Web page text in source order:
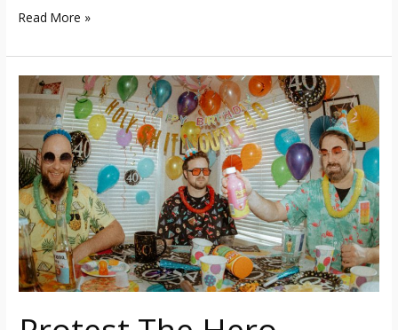
Read More »
Protest
The
Hero
–
Entrevue
avec
Tim,
Rody
et
Luke